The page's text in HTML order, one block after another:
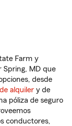
Farm y
Spring, MD que
desde
alquiler y de
póliza de seguro
conductores,